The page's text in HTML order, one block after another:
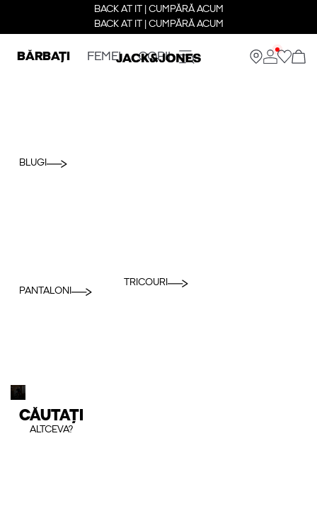
BACK AT IT | CUMPĂRĂ ACUM
BACK AT IT | CUMPĂRĂ ACUM
BĂRBAȚI FEMEI COPII
BLUGI
PANTALONI
TRICOURI
CĂUTAȚI
ALTCEVA?